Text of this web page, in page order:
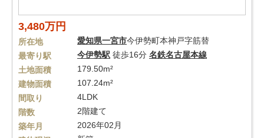
3,480万円
所在地 愛知県一宮市今伊勢町本神戸字筋替
最寄り駅
今伊勢駅 徒歩16分 名鉄名古屋本線
土地面積
179.50m²
建物面積
107.24m²
間取り
4LDK
階数
2階建て
築年月
2026年02月